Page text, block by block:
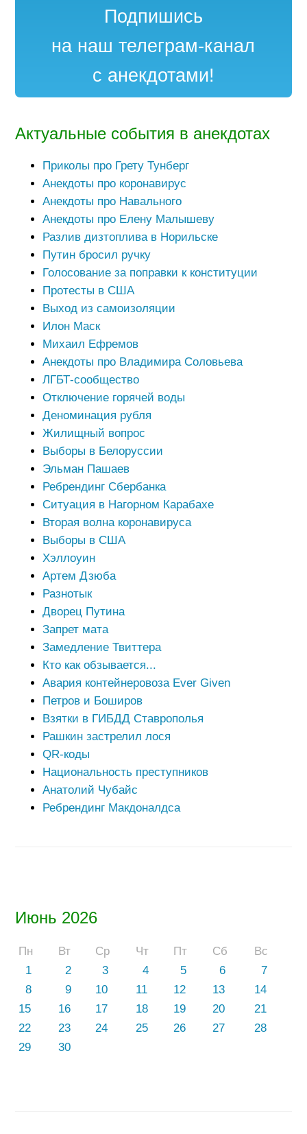
Июнь 2026
Пн Вт Ср Чт Пт Сб
Вс
1
2 3 4 5 6
7
8
9 10 11 12 13
14
15
16 17 18 19 20
21
22
23 24 25 26 27
28
29
30
Подпишись
на наш телеграм-канал
с анекдотами!
Актуальные события в анекдотах
Приколы про Грету Тунберг
Анекдоты про коронавирус
Анекдоты про Навального
Анекдоты про Елену Малышеву
Разлив дизтоплива в Норильске
Путин бросил ручку
Голосование за поправки к конституции
Протесты в США
Выход из самоизоляции
Илон Маск
Михаил Ефремов
Анекдоты про Владимира Соловьева
ЛГБТ-сообщество
Отключение горячей воды
Деноминация рубля
Жилищный вопрос
Выборы в Белоруссии
Эльман Пашаев
Ребрендинг Сбербанка
Ситуация в Нагорном Карабахе
Вторая волна коронавируса
Выборы в США
Хэллоуин
Артем Дзюба
Разнотык
Дворец Путина
Запрет мата
Замедление Твиттера
Кто как обзывается...
Авария контейнеровоза Ever Given
Петров и Боширов
Взятки в ГИБДД Ставрополья
Рашкин застрелил лося
QR-коды
Национальность преступников
Анатолий Чубайс
Ребрендинг Макдоналдса